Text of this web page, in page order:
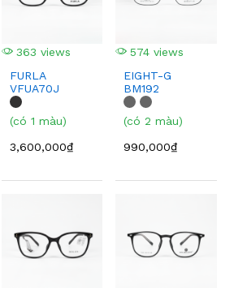
363 views
FURLA
VFUA70J
(có 1 màu)
3,600,000₫
574 views
EIGHT-G
BM192
(có 2 màu)
990,000₫